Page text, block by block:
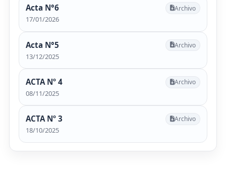
Acta N°6
17/01/2026
Archivo
Acta N°5
13/12/2025
Archivo
ACTA Nº 4
08/11/2025
Archivo
ACTA Nº 3
18/10/2025
Archivo